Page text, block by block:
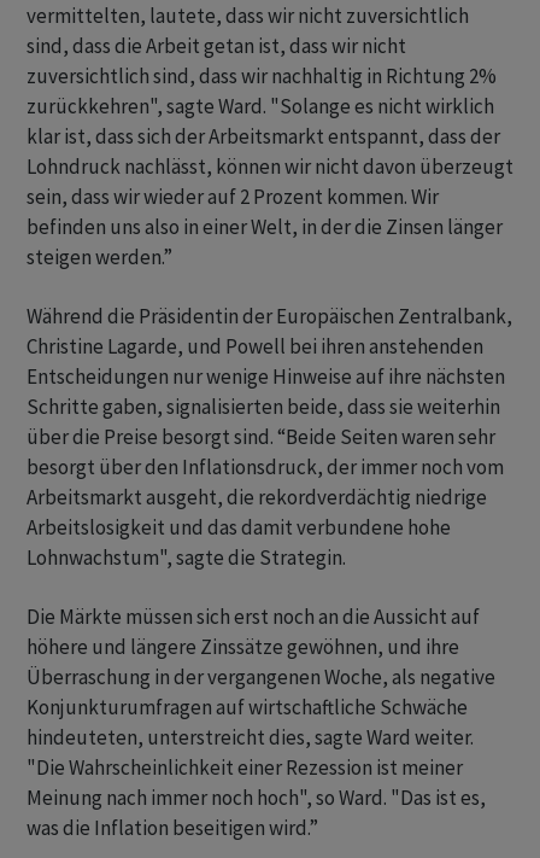
vermittelten, lautete, dass wir nicht zuversichtlich
sind, dass die Arbeit getan ist, dass wir nicht
zuversichtlich sind, dass wir nachhaltig in Richtung 2%
zurückkehren", sagte Ward. "Solange es nicht wirklich
klar ist, dass sich der Arbeitsmarkt entspannt, dass der
Lohndruck nachlässt, können wir nicht davon überzeugt
sein, dass wir wieder auf 2 Prozent kommen. Wir
befinden uns also in einer Welt, in der die Zinsen länger
steigen werden.”
Während die Präsidentin der Europäischen Zentralbank,
Christine Lagarde, und Powell bei ihren anstehenden
Entscheidungen nur wenige Hinweise auf ihre nächsten
Schritte gaben, signalisierten beide, dass sie weiterhin
über die Preise besorgt sind. “Beide Seiten waren sehr
besorgt über den Inflationsdruck, der immer noch vom
Arbeitsmarkt ausgeht, die rekordverdächtig niedrige
Arbeitslosigkeit und das damit verbundene hohe
Lohnwachstum", sagte die Strategin.
Die Märkte müssen sich erst noch an die Aussicht auf
höhere und längere Zinssätze gewöhnen, und ihre
Überraschung in der vergangenen Woche, als negative
Konjunkturumfragen auf wirtschaftliche Schwäche
hindeuteten, unterstreicht dies, sagte Ward weiter.
"Die Wahrscheinlichkeit einer Rezession ist meiner
Meinung nach immer noch hoch", so Ward. "Das ist es,
was die Inflation beseitigen wird.”